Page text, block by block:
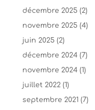
décembre 2025 (2)
novembre 2025 (4)
juin 2025 (2)
décembre 2024(7)
novembre 2024(1)
juillet 2022(1)
septembre 2021 (7)